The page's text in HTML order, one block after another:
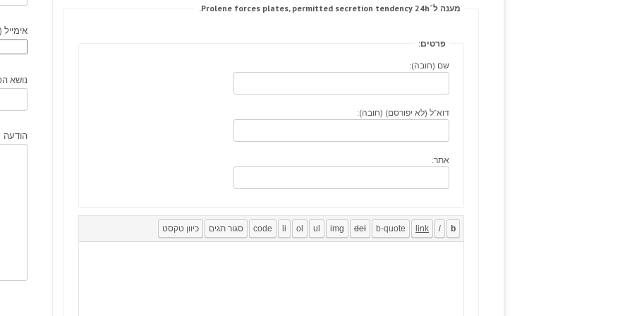
מענה ל־Prolene forces plates, permitted secretion tendency 24h.
פרטים:
שם (חובה):
דוא"ל (לא יפורסם) (חובה):
אתר:
נושא
הודעה